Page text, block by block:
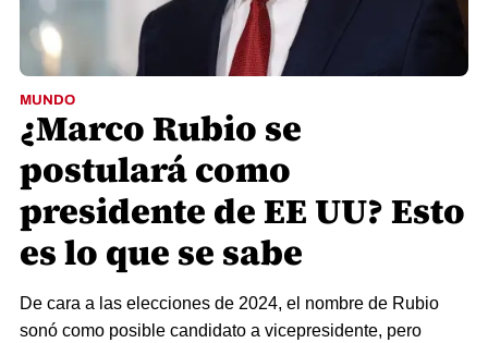
MUNDO
¿Marco Rubio se
postulará como
presidente de EE UU? Esto
es lo que se sabe
De cara a las elecciones de 2024, el nombre de Rubio
sonó como posible candidato a vicepresidente, pero